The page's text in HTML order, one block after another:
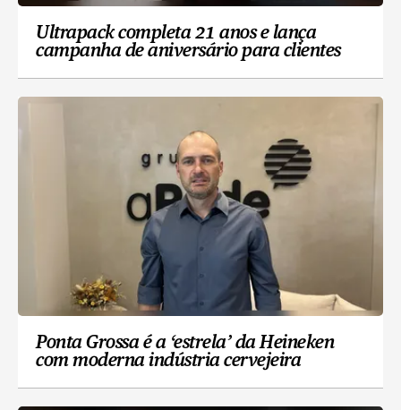
Ultrapack completa 21 anos e lança
campanha de aniversário para clientes
Ponta Grossa é a ‘estrela’ da Heineken
com moderna indústria cervejeira